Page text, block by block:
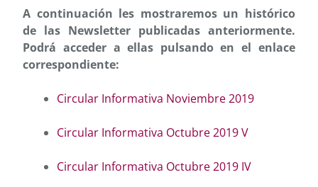
A continuación les mostraremos un histórico
de las Newsletter publicadas anteriormente.
Podrá acceder a ellas pulsando en el enlace
correspondiente:
Circular Informativa Noviembre 2019
Circular Informativa Octubre 2019 V
Circular Informativa Octubre 2019 IV